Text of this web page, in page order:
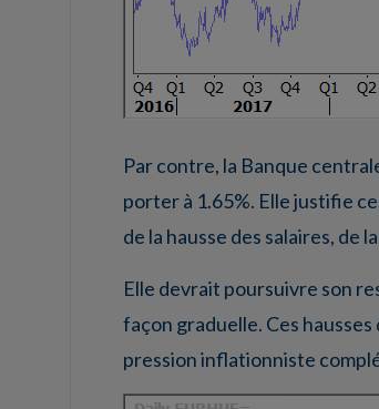
Par contre, la Banque
porter à 1.65%. Elle justifie
de la hausse des salaires, de
Elle devrait poursuivre son
façon graduelle. Ces
pression inflationniste